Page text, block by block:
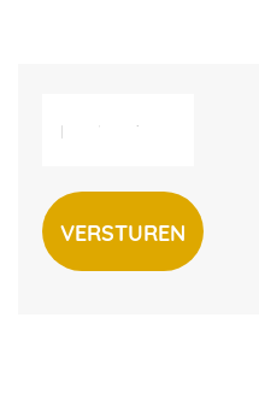
(Vereist)(Vereist)